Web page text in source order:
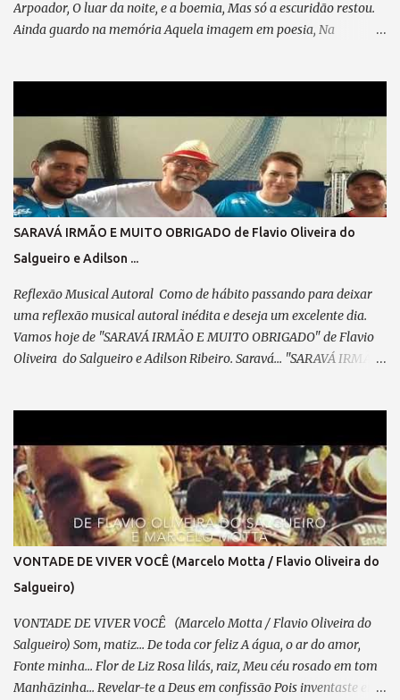
Arpoador, O luar da noite, e a boemia, Mas só a escuridão restou.
Ainda guardo na memória Aquela imagem em poesia, Na
Refrão 1: A visão do coração... Vê mais do que qualquer olhar. Há
quem enxerga com o instinto, E faz da mente seu despertar. No
olhar interno, o seu ABSINTO; Dos CHAKRAS, a luz a lhe guiar.
Feliz, é quem consegue enxergar Muito além do que se pode
observar; Verso 2: Já desfilei na Avenida, Pela minha escola
querida, Escrevi o livro da minha vida, Plantei, colhi e cumpri
em lamentação, Agradeço sempre ao “Senhor”, Por cada passo em
minha direção. Refrão 2: A visão do coração... Vê mais do q...
SARAVÁ IRMÃO E MUITO OBRIGADO de Flavio Oliveira do
Salgueiro e Adilson ...
Reflexão Musical Autoral Como de hábito passando para deixar
uma reflexão musical autoral inédita e deseja um excelente dia.
Vamos hoje de "SARAVÁ IRMÃO E MUITO OBRIGADO" de Flavio
Oliveira do Salgueiro e Adilson Ribeiro. Saravá... "SARAVÁ IRMÃO
cavaquinho e o violão — Te esperam pra dedilhar As belas notas
que brotam do teu coração. A poesia, lapidada com sabedoria, Que
fala da flor — Essência do amor em sua mais pura imensidão.
Inspiração? Essa, em ti, transborda... Será mais uma obra Para o
acervo da nossa nação. Já fizemos outras obras em sintonia:
Falamos de amor, de saudades, Retratamos histórias, passagens,
Temas dolentes e de alegria... Essa é a sina do compositor —
Extrair da vida “prosa e verso” como um trovador. E até hoje, ...
VONTADE DE VIVER VOCÊ (Marcelo Motta / Flavio Oliveira do
Salgueiro)
VONTADE DE VIVER VOCÊ (Marcelo Motta / Flavio Oliveira do
Salgueiro) Som, matiz... De toda cor feliz A água, o ar do amor,
Fonte minha... Flor de Liz Rosa lilás, raiz, Meu céu rosado em tom
Manhãzinha... Revelar-te a Deus em confissão Pois inventaste em